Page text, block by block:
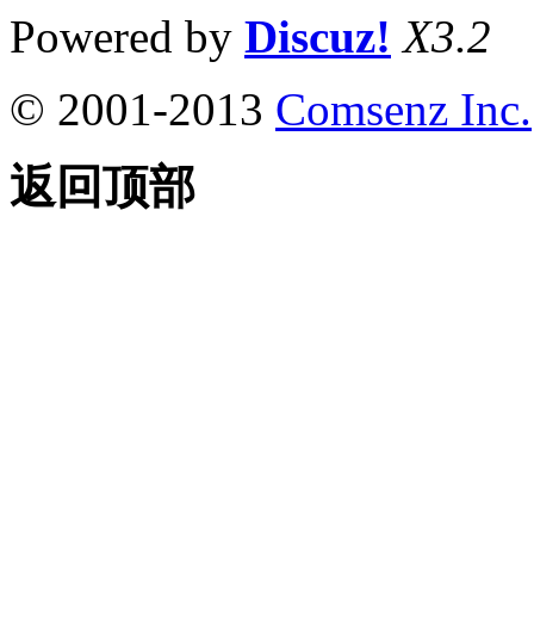
Powered by Discuz! X3.2
© 2001-2013 Comsenz Inc.
返回顶部